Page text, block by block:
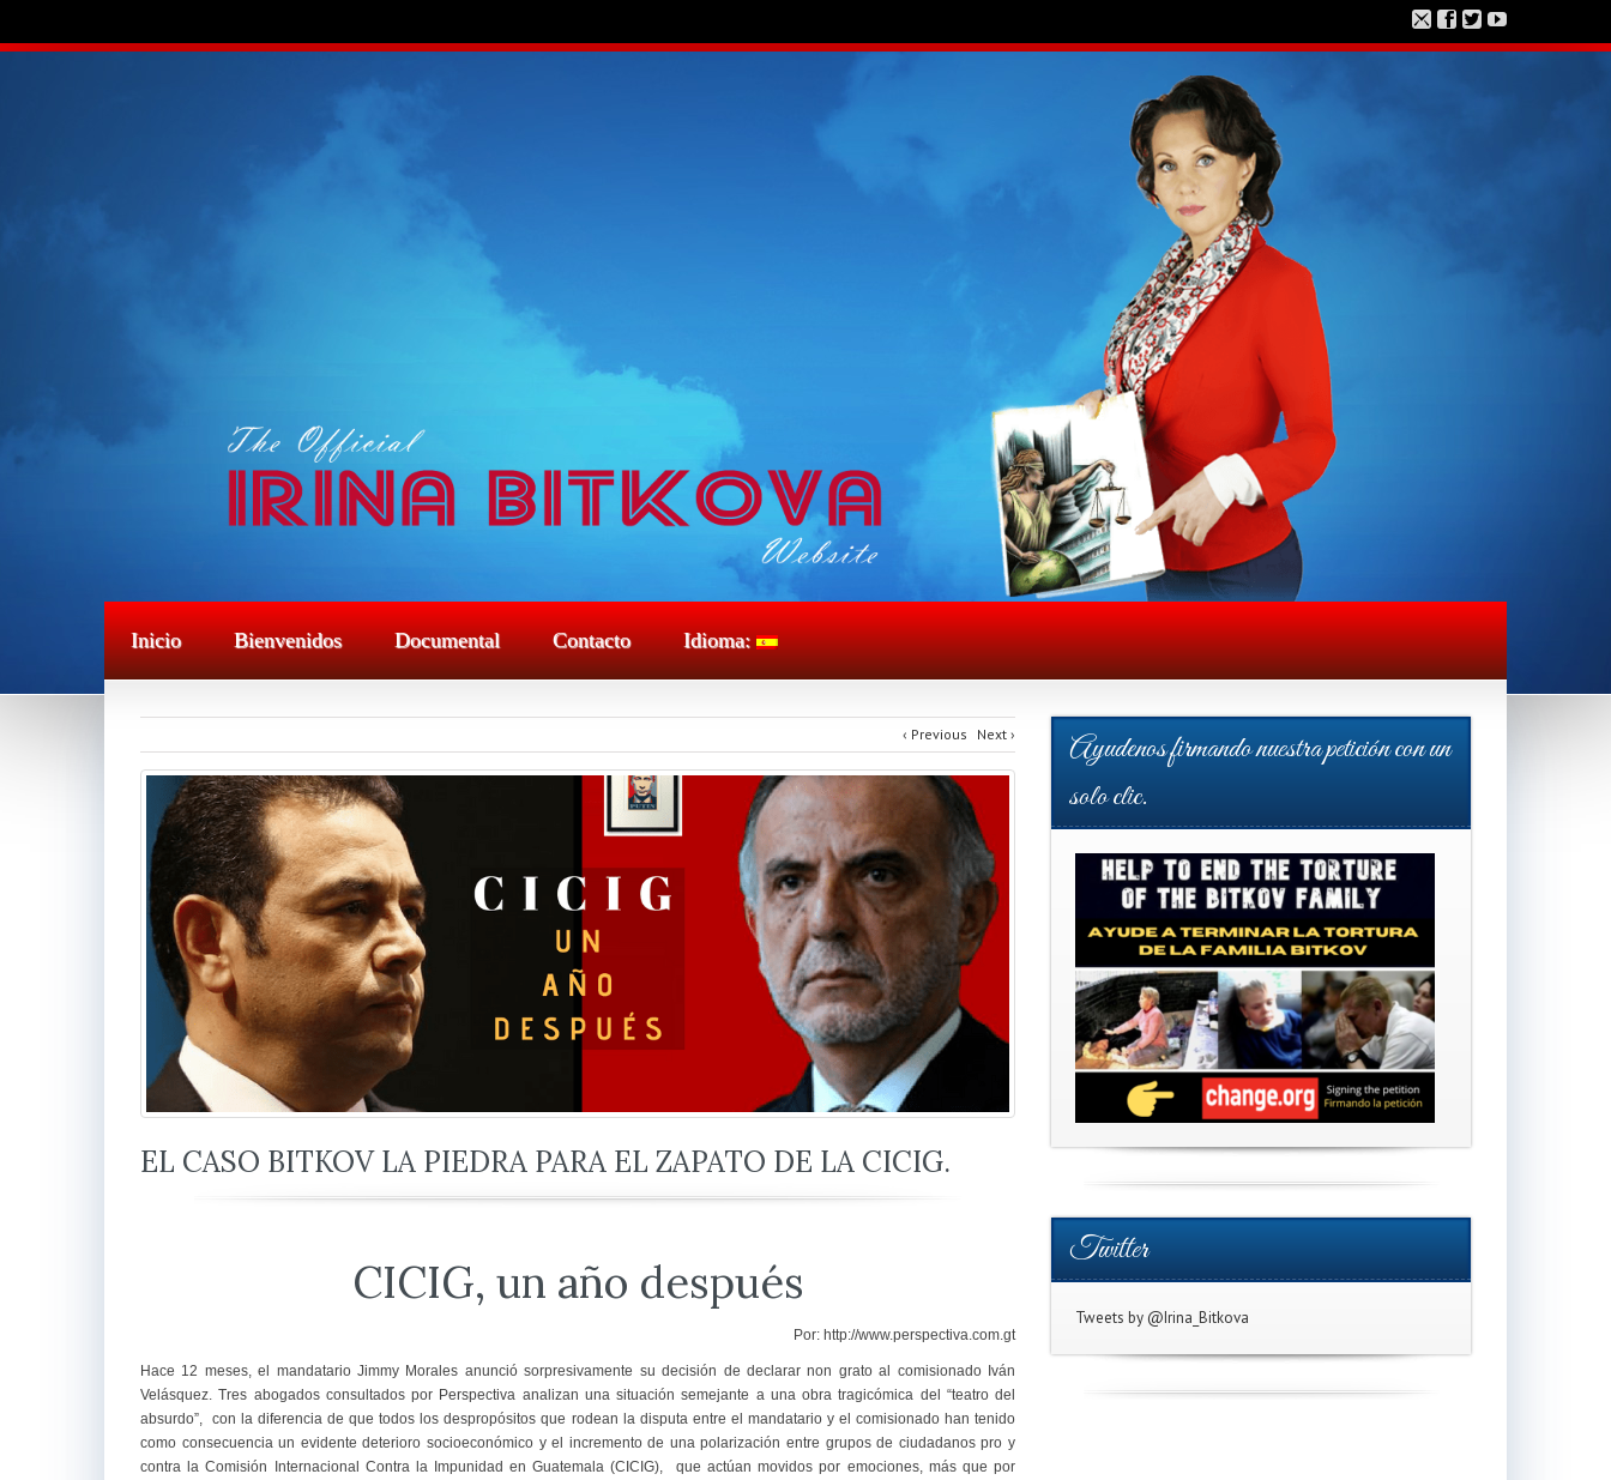
Inicio Bienvenidos Documental Contacto Idioma:
‹ Previous Next ›
EL CASO BITKOV LA PIEDRA PARA EL ZAPATO DE LA CICIG.
CICIG, un año después
Por: http://www.perspectiva.com.gt
Hace 12 meses, el mandatario Jimmy Morales anunció sorpresivamente su decisión de declarar non grato al comisionado Iván
Velásquez. Tres abogados consultados por Perspectiva analizan una situación semejante a una obra tragicómica del “teatro del
absurdo”, con la diferencia de que todos los despropósitos que rodean la disputa entre el mandatario y el comisionado han tenido
como consecuencia un evidente deterioro socioeconómico y el incremento de una polarización entre grupos de ciudadanos pro y
contra la Comisión Internacional Contra la Impunidad en Guatemala (CICIG), que actúan movidos por emociones, más que por
Ayudenos firmando nuestra petición con un
solo clic.
Twitter
Tweets by @Irina_Bitkova